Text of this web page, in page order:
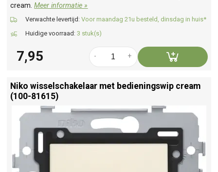
cream.Meer informatie »
Verwachte levertijd: Voor maandag 21u besteld, dinsdag in huis*
Huidige voorraad: 3 stuk(s)
7,95 +
-
Niko wisselschakelaar met bedieningswip cream
(100-81615)